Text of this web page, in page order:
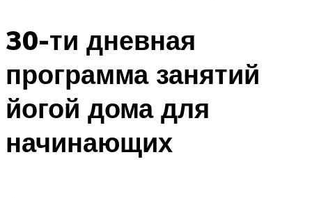
30-ти дневная
программа занятий
йогой дома для
начинающих